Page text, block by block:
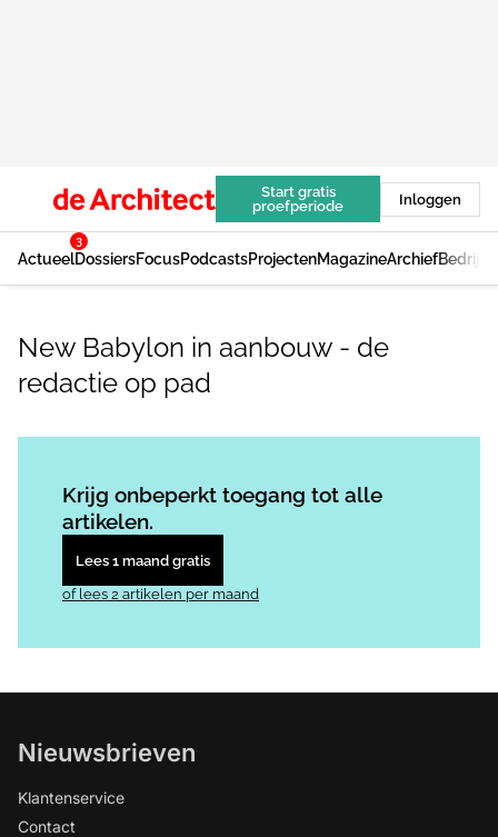
Start gratis
proefperiode
Inloggen
Actueel
3
DossiersFocusPodcastsProjectenMagazineArchief
New Babylon in aanbouw - de
redactie op pad
Krijg onbeperkt toegang tot alle
artikelen.
Lees 1 maand gratis
of lees 2 artikelen per maand
Nieuwsbrieven
Klantenservice
Contact